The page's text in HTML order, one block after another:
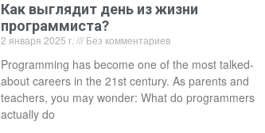
Как выглядит день из жизни
программиста?
2 января 2025 г. Без комментариев
Programming has become one of the most talked-
about careers in the 21st century. As parents and
teachers, you may wonder: What do programmers
actually do